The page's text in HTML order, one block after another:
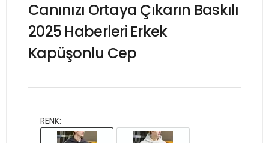
Canınızı Ortaya Çıkarın Baskılı
2025 Haberleri Erkek
Kapüşonlu Cep
RENK: